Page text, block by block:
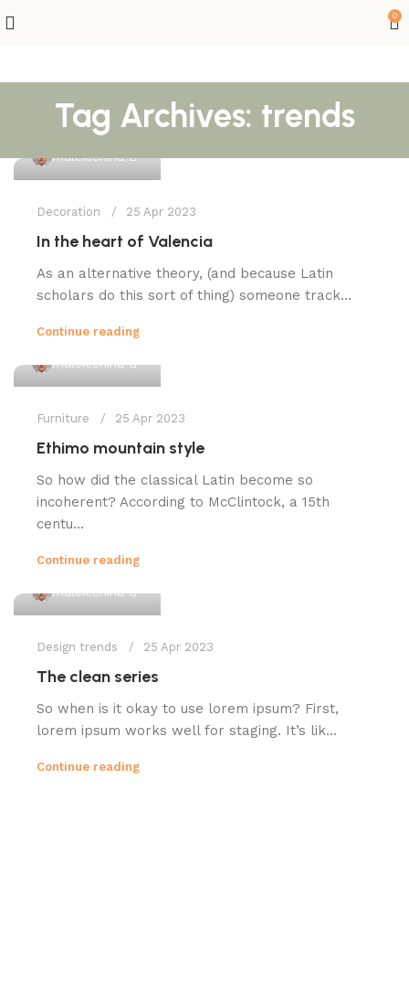
0
Tag Archives: trends
malek.china
Decoration 25 Apr 2023
In the heart of Valencia
As an alternative theory, (and because Latin
scholars do this sort of thing) someone track...
Continue reading
malek.china
Furniture 25 Apr 2023
Ethimo mountain style
So how did the classical Latin become so
incoherent? According to McClintock, a 15th
centu...
Continue reading
malek.china
Design trends 25 Apr 2023
The clean series
So when is it okay to use lorem ipsum? First,
lorem ipsum works well for staging. It’s lik...
Continue reading